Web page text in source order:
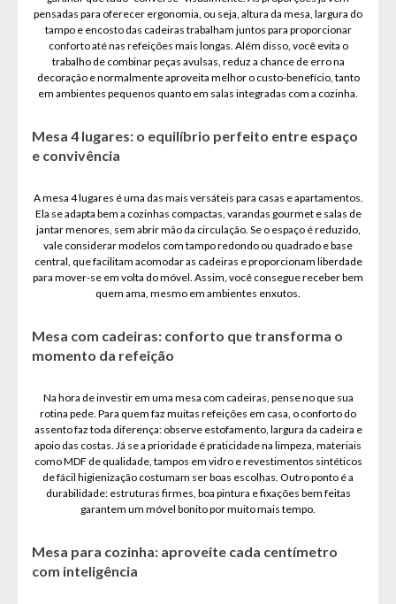
pensadas para oferecer ergonomia, ou seja, altura da mesa, largura do
tampo e encosto das cadeiras trabalham juntos para proporcionar
conforto até nas refeições mais longas. Além disso, você evita o
trabalho de combinar peças avulsas, reduz a chance de erro na
decoração e normalmente aproveita melhor o custo-benefício, tanto
em ambientes pequenos quanto em salas integradas com a cozinha.
Mesa 4 lugares: o equilíbrio perfeito entre espaço
e convivência
A mesa 4 lugares é uma das mais versáteis para casas e apartamentos.
Ela se adapta bem a cozinhas compactas, varandas gourmet e salas de
jantar menores, sem abrir mão da circulação. Se o espaço é reduzido,
vale considerar modelos com tampo redondo ou quadrado e base
central, que facilitam acomodar as cadeiras e proporcionam liberdade
para mover-se em volta do móvel. Assim, você consegue receber bem
quem ama, mesmo em ambientes enxutos.
Mesa com cadeiras: conforto que transforma o
momento da refeição
Na hora de investir em uma mesa com cadeiras, pense no que sua
rotina pede. Para quem faz muitas refeições em casa, o conforto do
assento faz toda diferença: observe estofamento, largura da cadeira e
apoio das costas. Já se a prioridade é praticidade na limpeza, materiais
como MDF de qualidade, tampos em vidro e revestimentos sintéticos
de fácil higienização costumam ser boas escolhas. Outro ponto é a
durabilidade: estruturas firmes, boa pintura e fixações bem feitas
garantem um móvel bonito por muito mais tempo.
Mesa para cozinha: aproveite cada centímetro
com inteligência